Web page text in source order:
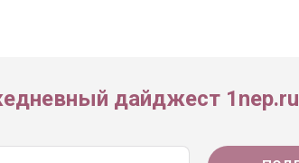
дайджест 1nep.ru